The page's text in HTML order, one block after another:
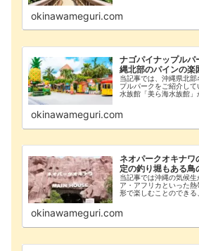
歩道のチケットを買う
okinawameguri.com
ナゴパイナップルパ
縄北部のパインの楽
当記事では、沖縄県北
プルパークをご紹介しています。 沖
水族館「美ら海水族館」
す！入園料やアクセス
okinawameguri.com
ネオパークオキナワ
定の釣り堀もある鳥
当記事では沖縄の気候
ア・アフリカといった
形で楽しむことのできる
ができる”鳥好き”には
です
okinawameguri.com